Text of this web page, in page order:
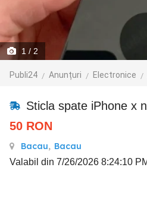
1 / 2
Publi24 Anunțuri Electronice
Sticla spate iPhone x
50 RON
Bacau, Bacau
Valabil din 7/26/2026 8:24:10